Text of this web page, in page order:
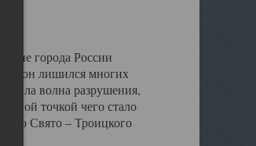
города России
он лишился многих
волна разрушения,
точкой чего стало
Свято – Троицкого